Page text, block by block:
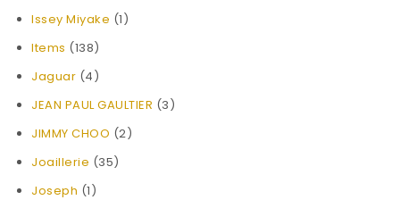
Issey Miyake (1)
Items (138)
Jaguar (4)
JEAN PAUL GAULTIER (3)
JIMMY CHOO (2)
Joaillerie (35)
Joseph (1)